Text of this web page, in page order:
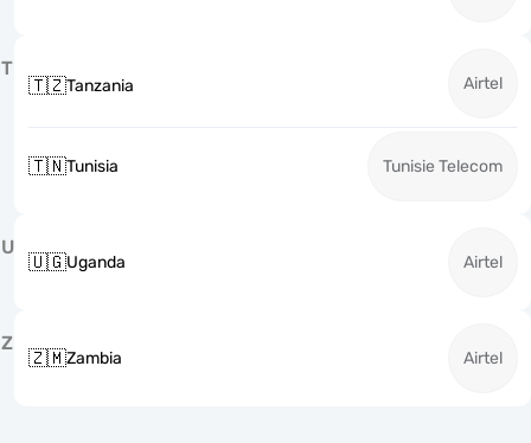
T
🇹🇿Tanzania Airtel
🇹🇳Tunisia Tunisie Telecom
U
🇺🇬Uganda Airtel
Z
🇿🇲Zambia Airtel